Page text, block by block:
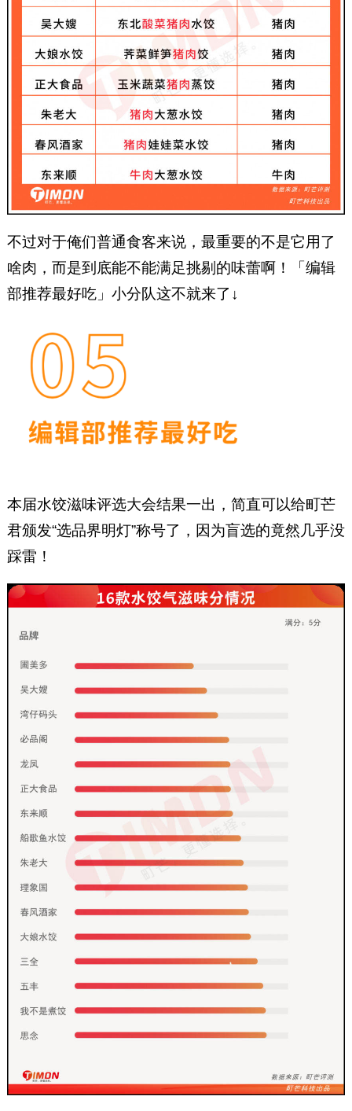
不过对于俺们普通食客来说，最重要的不是它用了
啥肉，而是到底能不能满足挑剔的味蕾啊！「编辑
部推荐最好吃」小分队这不就来了↓
本届水饺滋味评选大会结果一出，简直可以给町芒
君颁发“选品界明灯”称号了，因为盲选的竟然几乎没
踩雷！